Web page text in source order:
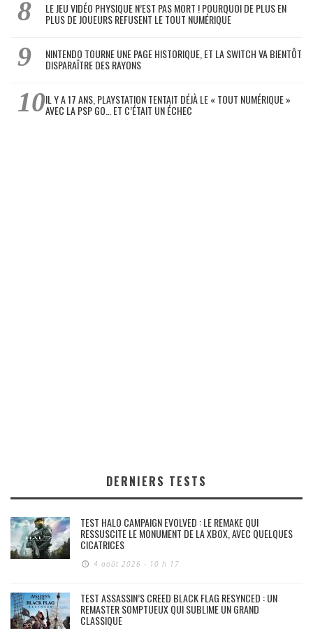
LE JEU VIDÉO PHYSIQUE N’EST PAS MORT ! POURQUOI DE PLUS EN
PLUS DE JOUEURS REFUSENT LE TOUT NUMÉRIQUE
NINTENDO TOURNE UNE PAGE HISTORIQUE, ET LA SWITCH VA BIENTÔT
DISPARAÎTRE DES RAYONS
IL Y A 17 ANS, PLAYSTATION TENTAIT DÉJÀ LE « TOUT NUMÉRIQUE »
AVEC LA PSP GO… ET C’ÉTAIT UN ÉCHEC
DERNIERS TESTS
TEST HALO CAMPAIGN EVOLVED : LE REMAKE QUI
RESSUSCITE LE MONUMENT DE LA XBOX, AVEC QUELQUES
CICATRICES
4 août 2026 - 10 h 17
TEST ASSASSIN’S CREED BLACK FLAG RESYNCED : UN
REMASTER SOMPTUEUX QUI SUBLIME UN GRAND
CLASSIQUE